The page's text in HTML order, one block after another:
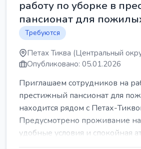
работу по уборке в
пансионат для
Требуются
Петах Тиква (Центральный
Опубликовано: 05.01.2026
Приглашаем сотрудников на
престижный пансионат для
находится рядом с Петах-
Предусмотрено проживание на
удобные условия и спокойная